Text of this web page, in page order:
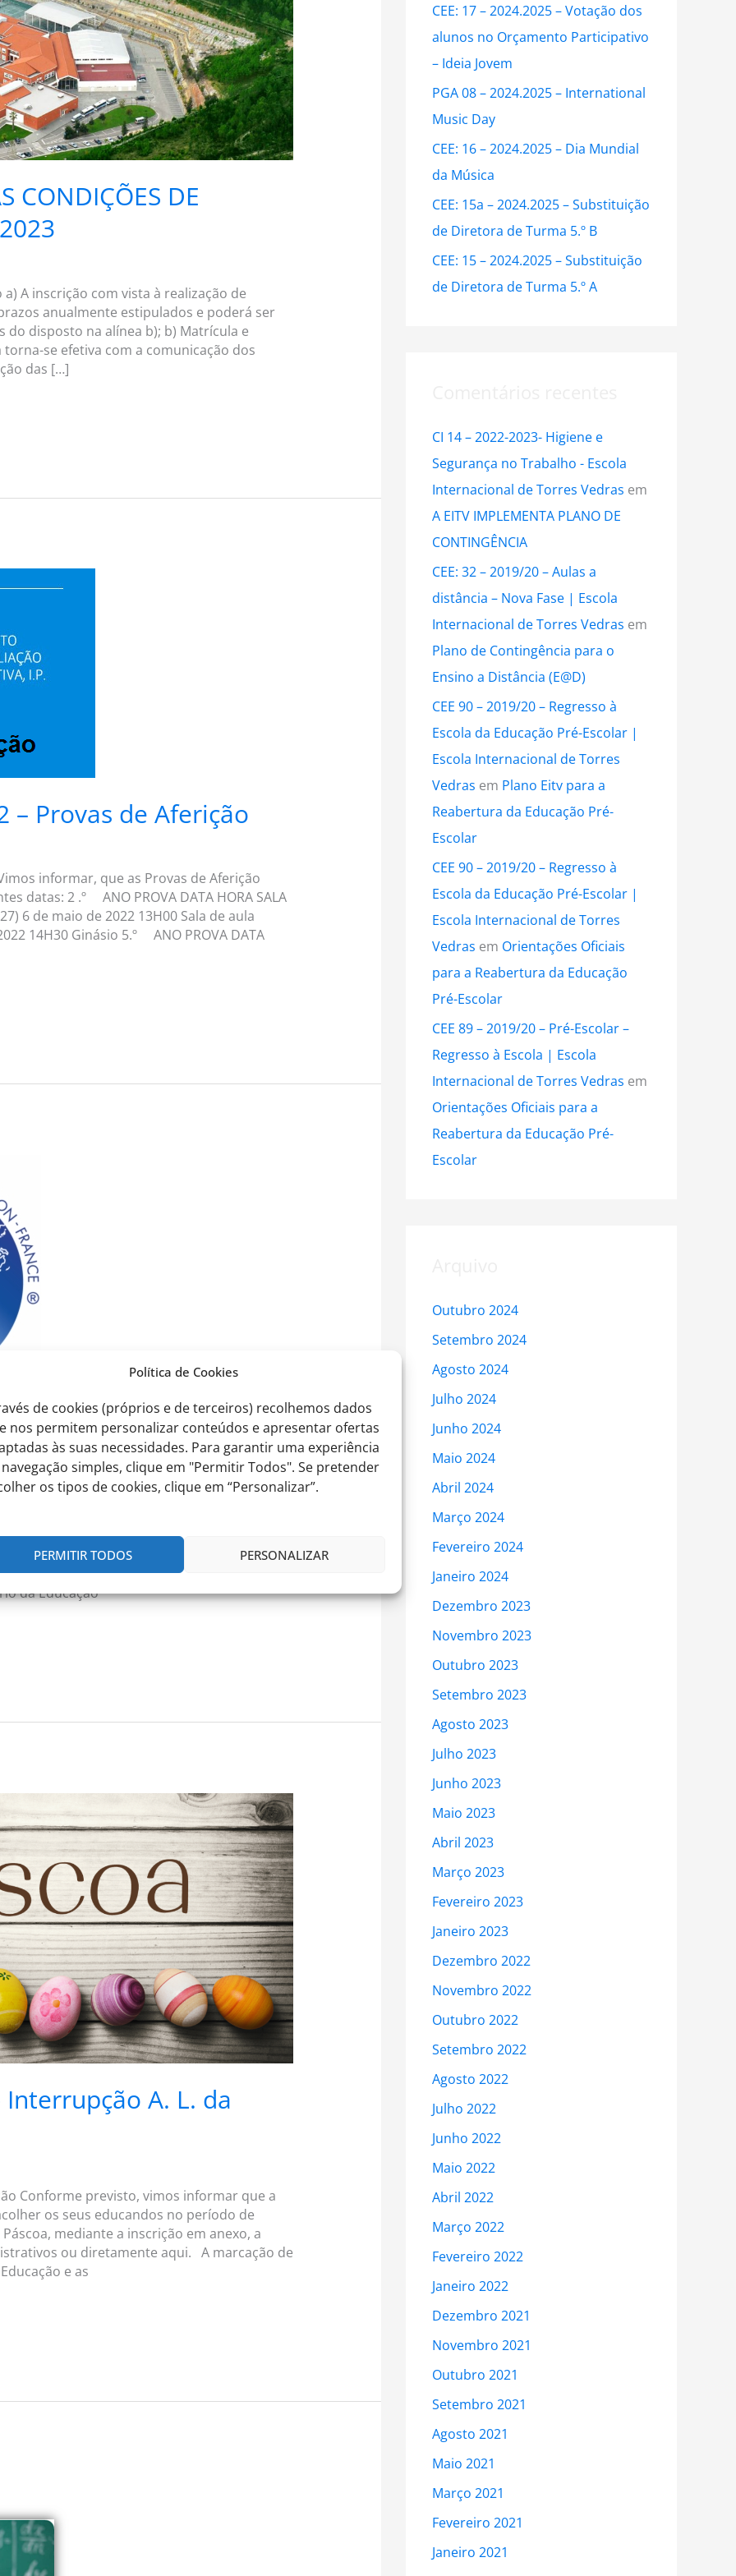
Política de Cookies
de cookies (próprios e de terceiros) recolhemos dados
nos permitem personalizar conteúdos e apresentar ofertas
às suas necessidades. Para garantir uma experiência
simples, clique em "Permitir Todos". Se pretender
os tipos de cookies, clique em “Personalizar”.
PERMITIR TODOS PERSONALIZAR
CONDIÇÕES DE
A inscrição com vista à realização de
anualmente estipulados e poderá ser
disposto na alínea b); b) Matrícula e
se efetiva com a comunicação dos
das […]
– Provas de Aferição
informar, que as Provas de Aferição
datas: 2 .º ANO PROVA DATA HORA SALA
6 de maio de 2022 13H00 Sala de aula
14H30 Ginásio 5.º ANO PROVA DATA
DELF Scolaire
abertas as inscrições para a realização
Langue Française) Scolaire. Estes exames
A2), mas podem ser realizados por todos
interessados/as. O DELF Scolaire é um
da Educação
Interrupção A. L. da
Conforme previsto, vimos informar que a
os seus educandos no período de
mediante a inscrição em anexo, a
ou diretamente aqui. A marcação de
e as
f
o
r
:
CEE: 17 – 2024.2025 – Votação dos
alunos no Orçamento Participativo
– Ideia Jovem
PGA 08 – 2024.2025 – International
Music Day
CEE: 16 – 2024.2025 – Dia Mundial
da Música
CEE: 15a – 2024.2025 – Substituição
de Diretora de Turma 5.º B
CEE: 15 – 2024.2025 – Substituição
de Diretora de Turma 5.º A
CI 14 – 2022-2023- Higiene e
Segurança no Trabalho - Escola
Internacional de Torres Vedras em
A EITV IMPLEMENTA PLANO DE
CONTINGÊNCIA
CEE: 32 – 2019/20 – Aulas a
distância – Nova Fase | Escola
Internacional de Torres Vedras em
Plano de Contingência para o
Ensino a Distância (E@D)
CEE 90 – 2019/20 – Regresso à
Escola da Educação Pré-Escolar |
Escola Internacional de Torres
Vedras em Plano Eitv para a
Reabertura da Educação Pré-
Escolar
CEE 90 – 2019/20 – Regresso à
Escola da Educação Pré-Escolar |
Escola Internacional de Torres
Vedras em Orientações Oficiais
para a Reabertura da Educação
Pré-Escolar
CEE 89 – 2019/20 – Pré-Escolar –
Regresso à Escola | Escola
Internacional de Torres Vedras em
Orientações Oficiais para a
Reabertura da Educação Pré-
Escolar
Outubro 2024
Setembro 2024
Agosto 2024
Julho 2024
Junho 2024
Maio 2024
Abril 2024
Março 2024
Fevereiro 2024
Janeiro 2024
Dezembro 2023
Novembro 2023
Outubro 2023
Setembro 2023
Agosto 2023
Julho 2023
Junho 2023
Maio 2023
Abril 2023
Março 2023
Fevereiro 2023
Janeiro 2023
Dezembro 2022
Novembro 2022
Outubro 2022
Setembro 2022
Agosto 2022
Julho 2022
Junho 2022
Maio 2022
Abril 2022
Março 2022
Fevereiro 2022
Janeiro 2022
Dezembro 2021
Novembro 2021
Outubro 2021
Setembro 2021
Agosto 2021
Maio 2021
Março 2021
Fevereiro 2021
Janeiro 2021